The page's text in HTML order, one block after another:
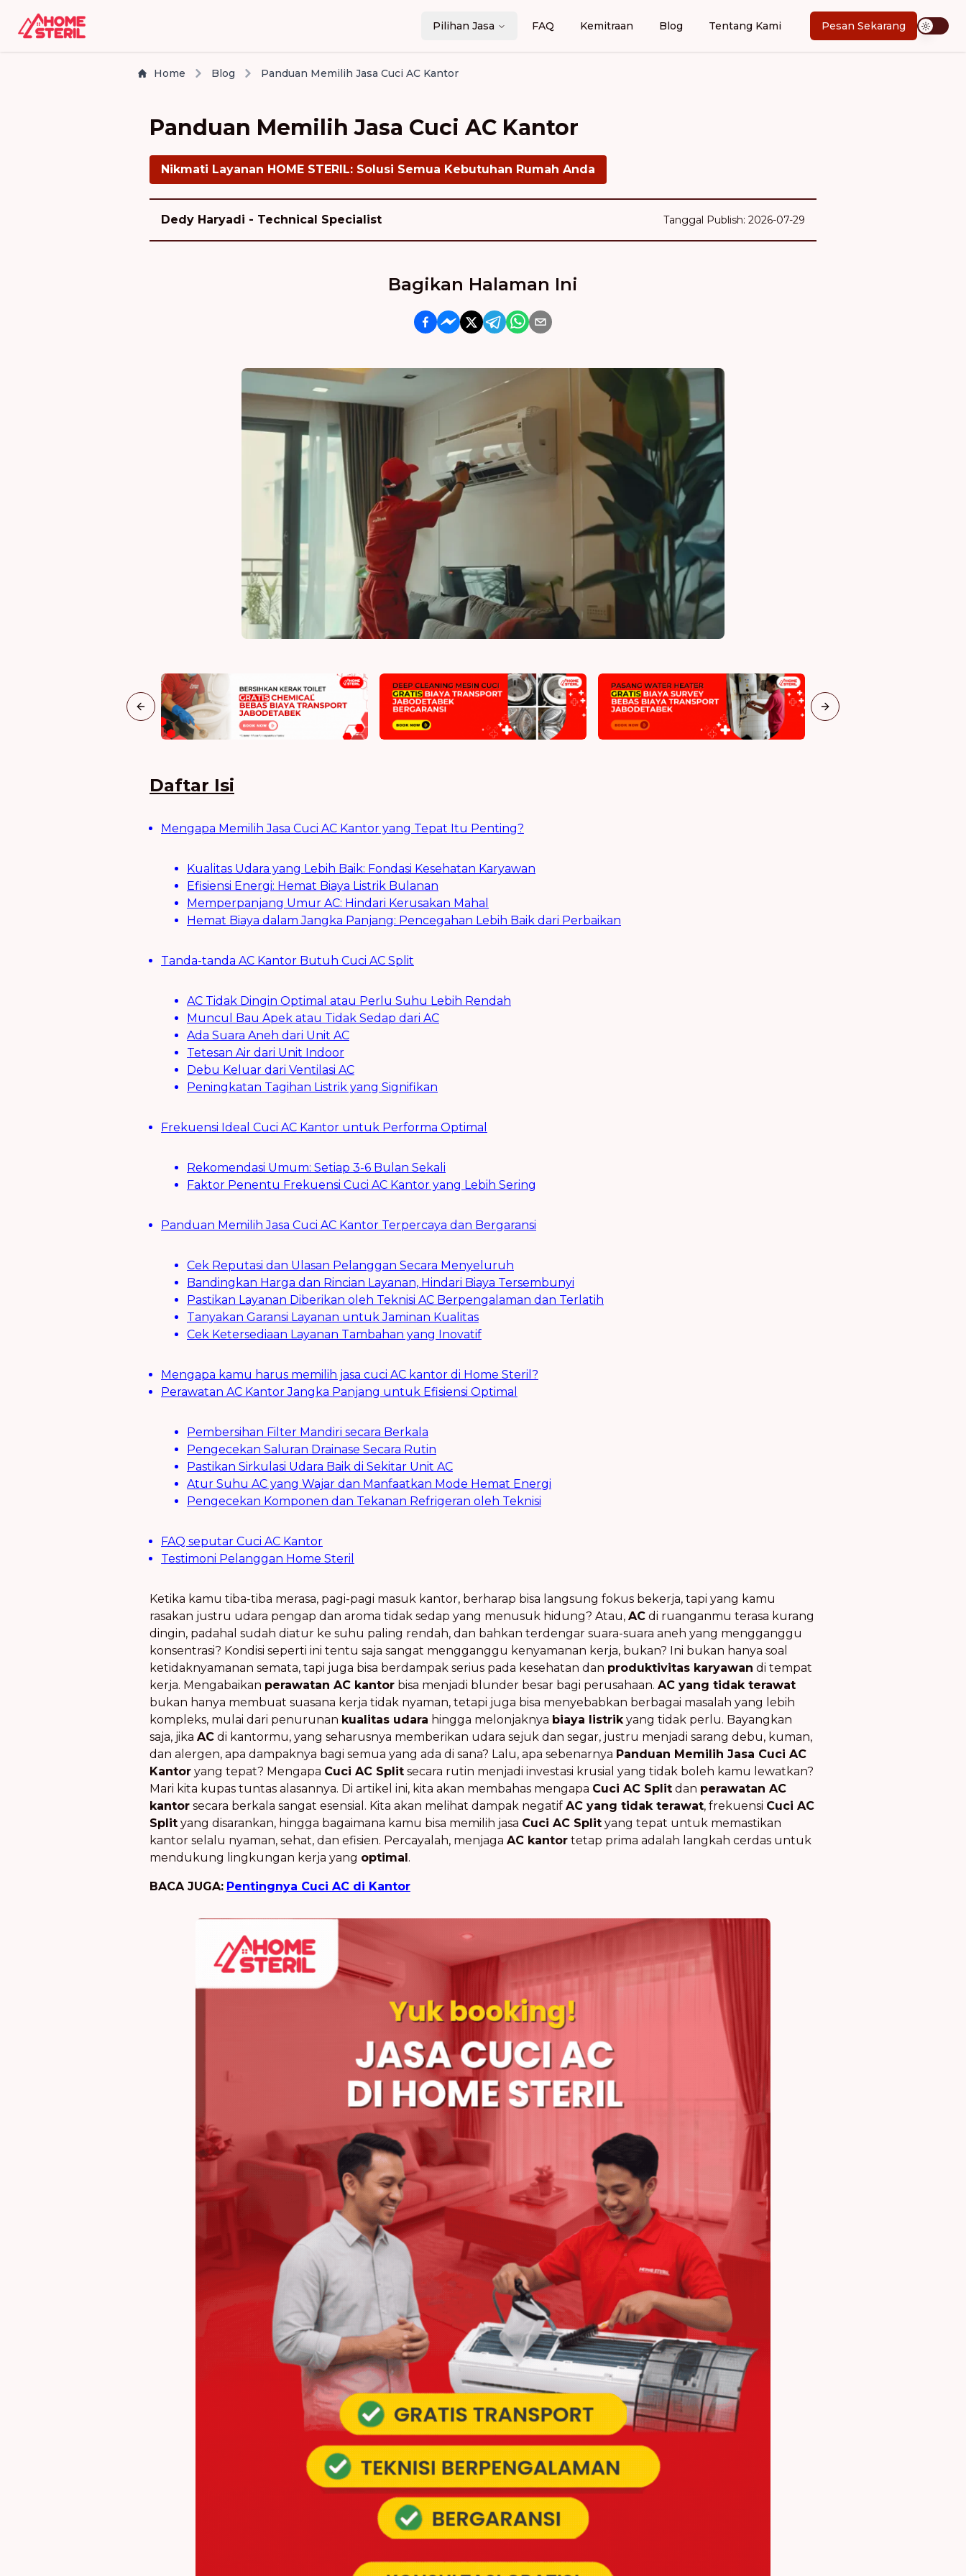
Pilihan Jasa FAQ Kemitraan Blog Tentang Kami Pesan Sekarang
Home Blog Panduan Memilih Jasa Cuci AC Kantor
Panduan Memilih Jasa Cuci AC Kantor
Nikmati Layanan HOME STERIL: Solusi Semua Kebutuhan Rumah Anda
Dedy Haryadi - Technical Specialist Tanggal Publish: 2026-07-29
Bagikan Halaman Ini
Previous slide Next slide
Daftar Isi
Mengapa Memilih Jasa Cuci AC Kantor yang Tepat Itu Penting?
Kualitas Udara yang Lebih Baik: Fondasi Kesehatan Karyawan
Efisiensi Energi: Hemat Biaya Listrik Bulanan
Memperpanjang Umur AC: Hindari Kerusakan Mahal
Hemat Biaya dalam Jangka Panjang: Pencegahan Lebih Baik dari Perbaikan
Tanda-tanda AC Kantor Butuh Cuci AC Split
AC Tidak Dingin Optimal atau Perlu Suhu Lebih Rendah
Muncul Bau Apek atau Tidak Sedap dari AC
Ada Suara Aneh dari Unit AC
Tetesan Air dari Unit Indoor
Debu Keluar dari Ventilasi AC
Peningkatan Tagihan Listrik yang Signifikan
Frekuensi Ideal Cuci AC Kantor untuk Performa Optimal
Rekomendasi Umum: Setiap 3-6 Bulan Sekali
Faktor Penentu Frekuensi Cuci AC Kantor yang Lebih Sering
Panduan Memilih Jasa Cuci AC Kantor Terpercaya dan Bergaransi
Cek Reputasi dan Ulasan Pelanggan Secara Menyeluruh
Bandingkan Harga dan Rincian Layanan, Hindari Biaya Tersembunyi
Pastikan Layanan Diberikan oleh Teknisi AC Berpengalaman dan Terlatih
Tanyakan Garansi Layanan untuk Jaminan Kualitas
Cek Ketersediaan Layanan Tambahan yang Inovatif
Mengapa kamu harus memilih jasa cuci AC kantor di Home Steril?
Perawatan AC Kantor Jangka Panjang untuk Efisiensi Optimal
Pembersihan Filter Mandiri secara Berkala
Pengecekan Saluran Drainase Secara Rutin
Pastikan Sirkulasi Udara Baik di Sekitar Unit AC
Atur Suhu AC yang Wajar dan Manfaatkan Mode Hemat Energi
Pengecekan Komponen dan Tekanan Refrigeran oleh Teknisi
FAQ seputar Cuci AC Kantor
Testimoni Pelanggan Home Steril
Ketika kamu tiba-tiba merasa, pagi-pagi masuk kantor, berharap bisa langsung fokus bekerja, tapi yang kamu
rasakan justru udara pengap dan aroma tidak sedap yang menusuk hidung? Atau, AC di ruanganmu terasa kurang
dingin, padahal sudah diatur ke suhu paling rendah, dan bahkan terdengar suara-suara aneh yang mengganggu
konsentrasi? Kondisi seperti ini tentu saja sangat mengganggu kenyamanan kerja, bukan? Ini bukan hanya soal
ketidaknyamanan semata, tapi juga bisa berdampak serius pada kesehatan dan produktivitas karyawan di tempat
kerja. Mengabaikan perawatan AC kantor bisa menjadi blunder besar bagi perusahaan. AC yang tidak terawat
bukan hanya membuat suasana kerja tidak nyaman, tetapi juga bisa menyebabkan berbagai masalah yang lebih
kompleks, mulai dari penurunan kualitas udara hingga melonjaknya biaya listrikyang tidak perlu. Bayangkan
saja, jika AC di kantormu, yang seharusnya memberikan udara sejuk dan segar, justru menjadi sarang debu, kuman,
dan alergen, apa dampaknya bagi semua yang ada di sana? Lalu, apa sebenarnya Panduan Memilih Jasa Cuci AC
Kantor yang tepat? Mengapa Cuci AC Split secara rutin menjadi investasi krusial yang tidak boleh kamu lewatkan?
Mari kita kupas tuntas alasannya. Di artikel ini, kita akan membahas mengapa Cuci AC Split dan perawatan AC
kantor secara berkala sangat esensial. Kita akan melihat dampak negatif AC yang tidak terawat, frekuensi Cuci AC
Split yang disarankan, hingga bagaimana kamu bisa memilih jasa Cuci AC Split yang tepat untuk memastikan
kantor selalu nyaman, sehat, dan efisien. Percayalah, menjaga AC kantor tetap prima adalah langkah cerdas untuk
mendukung lingkungan kerja yang optimal .
BACA JUGA: Pentingnya Cuci AC di Kantor